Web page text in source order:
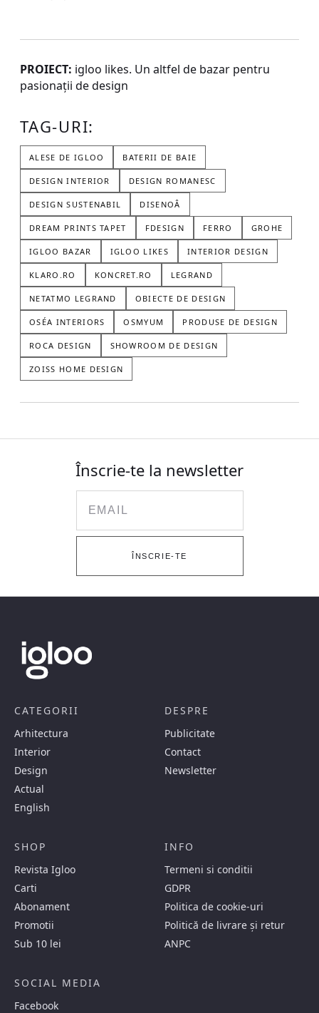
PROIECT: igloo likes. Un altfel de bazar pentru
pasionații de design
TAG-URI:
ALESE DE IGLOO BATERII DE BAIE
DESIGN INTERIOR DESIGN ROMANESC
DESIGN SUSTENABIL DISENOÂ
DREAM PRINTS TAPET FDESIGN FERRO GROHE
IGLOO BAZAR IGLOO LIKES INTERIOR DESIGN
KLARO.RO KONCRET.RO LEGRAND
NETATMO LEGRAND OBIECTE DE DESIGN
OSÉA INTERIORS OSMYUM PRODUSE DE DESIGN
ROCA DESIGN SHOWROOM DE DESIGN
ZOISS HOME DESIGN
Înscrie-te la newsletter
ÎNSCRIE-TE
CATEGORII
Arhitectura
Interior
Design
Actual
English
DESPRE
Publicitate
Contact
Newsletter
SHOP
Revista Igloo
Carti
Abonament
Promotii
Sub 10 lei
INFO
Termeni si conditii
GDPR
Politica de cookie-uri
Politică de livrare și retur
ANPC
SOCIAL MEDIA
Facebook